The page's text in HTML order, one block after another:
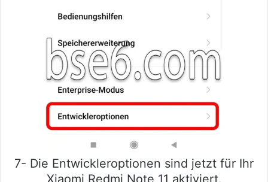
7- Die Entwickleroptionen sind jetzt für Ihr
Xiaomi Redmi Note 11 aktiviert.